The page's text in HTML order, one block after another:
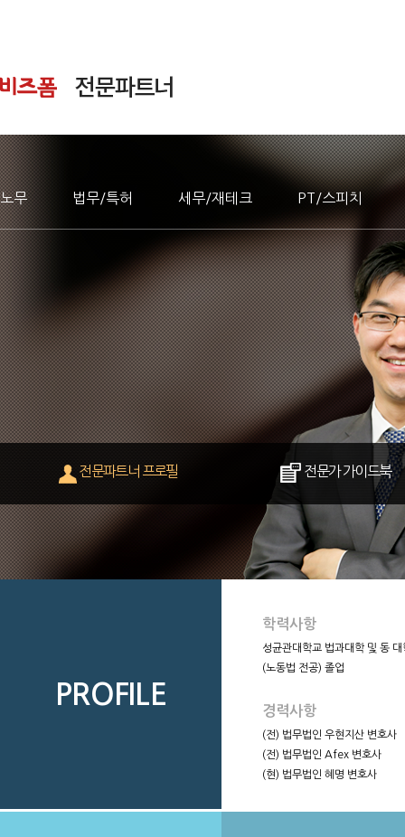
노무 법무/특허 세무/재테크 PT/스피치
전문파트너 프로필 전문가 가이드북
PROFILE
학력사항
성균관대학교 법과대학 및 동 대
(노동법 전공) 졸업
경력사항
(전) 법무법인 우현지산 변호사
(전) 법무법인 Afex 변호사
(현) 법무법인 혜명 변호사